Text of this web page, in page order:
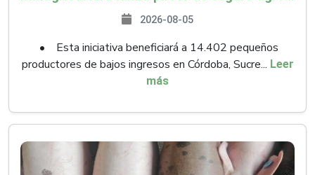
2026-08-05
• Esta iniciativa beneficiará a 14.402 pequeños
productores de bajos ingresos en Córdoba, Sucre... Leer
más